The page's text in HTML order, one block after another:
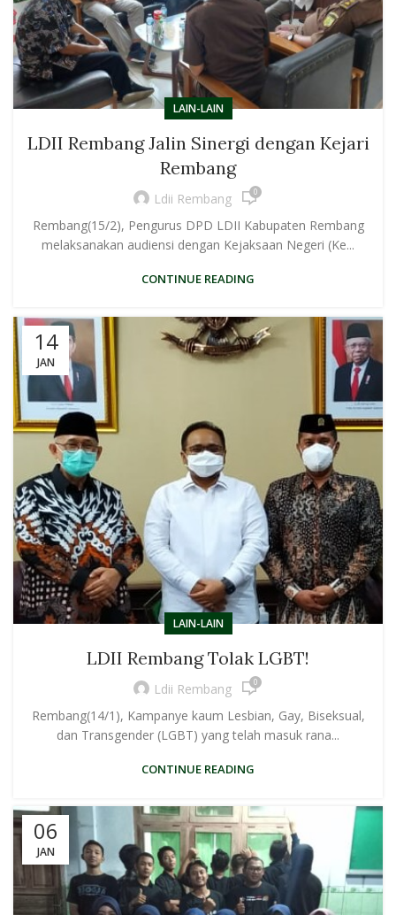
LAIN-LAIN
LDII Rembang Jalin Sinergi dengan Kejari
Rembang
Ldii Rembang 0
Rembang(15/2), Pengurus DPD LDII Kabupaten Rembang
melaksanakan audiensi dengan Kejaksaan Negeri (Ke...
CONTINUE READING
14
JAN
LAIN-LAIN
LDII Rembang Tolak LGBT!
Ldii Rembang 0
Rembang(14/1), Kampanye kaum Lesbian, Gay, Biseksual,
dan Transgender (LGBT) yang telah masuk rana...
CONTINUE READING
06
JAN